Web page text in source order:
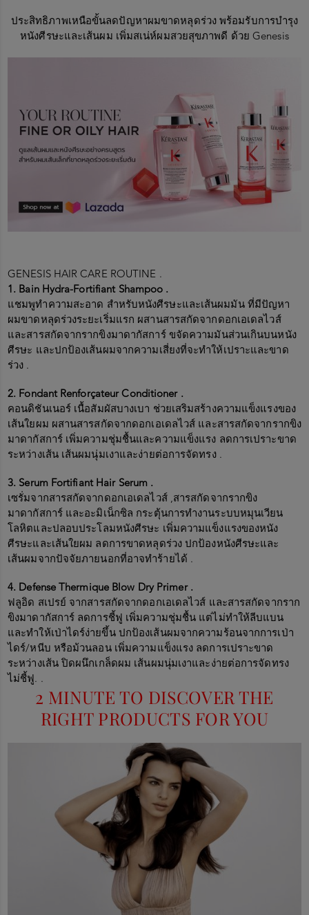
ประสิทธิภาพเหนือขั้นลดปัญหาผมขาดหลุดร่วง พร้อมรับการบำรุง
หนังศีรษะและเส้นผม เพิ่มสเน่ห์ผมสวยสุขภาพดี ด้วยGenesis
GENESIS HAIR CARE ROUTINE .
1. Bain Hydra-Fortifiant Shampoo .
แชมพูทำความสะอาด สำหรับหนังศีรษะและเส้นผมมัน ที่มีปัญหา
ผมขาดหลุดร่วงระยะเริ่มแรก ผสานสารสกัดจากดอกเอเดลไวส์
และสารสกัดจากรากขิงมาดากัสการ์ ขจัดความมันส่วนเกินบนหนัง
ศีรษะ และปกป้องเส้นผมจากความเสี่ยงที่จะทำให้เปราะและขาด
ร่วง .
2. Fondant Renforçateur Conditioner .
คอนดิชันเนอร์ เนื้อสัมผัสบางเบา ช่วยเสริมสร้างความแข็งแรงของ
เส้นใยผม ผสานสารสกัดจากดอกเอเดลไวส์ และสารสกัดจากรากขิง
มาดากัสการ์ เพิ่มความชุ่มชื้นและความแข็งแรง ลดการเปราะขาด
ระหว่างเส้น เส้นผมนุ่มเงาและง่ายต่อการจัดทรง .
3. Serum Fortifiant Hair Serum .
เซรั่มจากสารสกัดจากดอกเอเดลไวส์ ,สารสกัดจากรากขิง
มาดากัสการ์ และอะมิเน็กซิล กระตุ้นการทำงานระบบหมุนเวียน
โลหิตและปลอบประโลมหนังศีรษะ เพิ่มความแข็งแรงของหนัง
ศีรษะและเส้นใยผม ลดการขาดหลุดร่วง ปกป้องหนังศีรษะและ
เส้นผมจากปัจจัยภายนอกที่อาจทำร้ายได้ .
4. Defense Thermique Blow Dry Primer .
ฟลูอิด สเปรย์ จากสารสกัดจากดอกเอเดลไวส์ และสารสกัดจากราก
ขิงมาดากัสการ์ ลดการชี้ฟู เพิ่มความชุ่มชื้น แต่ไม่ทำให้ลีบแบน
และทำให้เป่าไดร์ง่ายขึ้น ปกป้องเส้นผมจากความร้อนจากการเป่า
ไดร์/หนีบ หรือม้วนลอน เพิ่มความแข็งแรง ลดการเปราะขาด
ระหว่างเส้น ปิดผนึกเกล็ดผม เส้นผมนุ่มเงาและง่ายต่อการจัดทรง
ไม่ชี้ฟู. .
2 MINUTE TO DISCOVER THE
RIGHT PRODUCTS FOR YOU